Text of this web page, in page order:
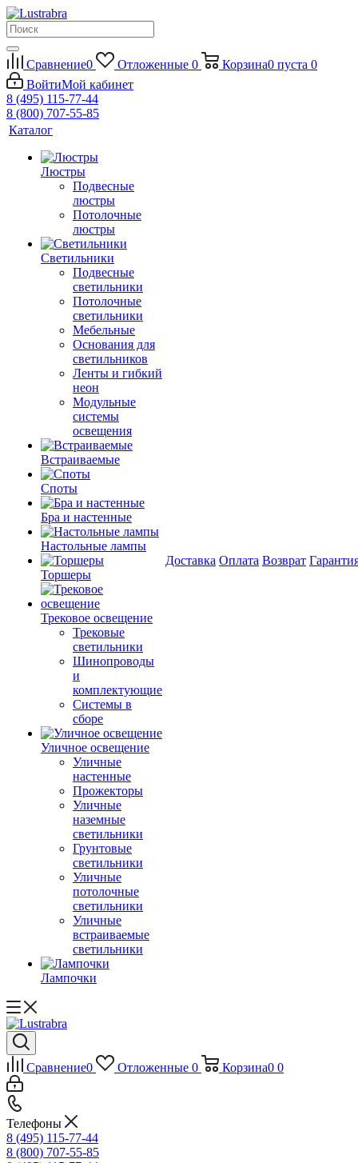
Сравнение0 Отложенные 0 Корзина0 пуста 0
ВойтиМой кабинет
8 (495) 115-77-44
8 (800) 707-55-85
Каталог
Люстры
Подвесные
люстры
Потолочные
люстры
Светильники
Подвесные
светильники
Потолочные
светильники
Мебельные
Основания для
светильников
Ленты и гибкий
неон
Модульные
системы
освещения
Встраиваемые
Споты
Бра и настенные
Настольные лампы
Торшеры
Трековое освещение
Трековые
светильники
Шинопроводы
и
комплектующие
Системы в
сборе
Уличное освещение
Уличные
настенные
Прожекторы
Уличные
наземные
светильники
Грунтовые
светильники
Уличные
потолочные
светильники
Уличные
встраиваемые
светильники
Лампочки
Доставка Оплата Возврат
Сравнение0 Отложенные 0 Корзина0 0
Телефоны
8 (495) 115-77-44
8 (800) 707-55-85